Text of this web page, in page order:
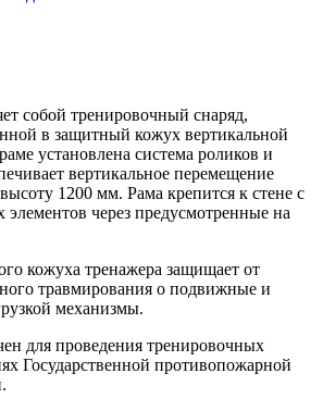
собой тренировочный снаряд,
в защитный кожух вертикальной
установлена система роликов и
вертикальное перемещение
1200 мм. Рама крепится к стене с
через предусмотренные на
кожуха тренажера защищает от
травмирования о подвижные и
механизмы.
для проведения тренировочных
Государственной противопожарной